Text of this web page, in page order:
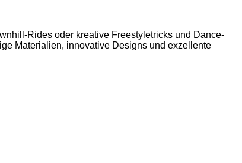
Rides oder kreative Freestyletricks und Dance-
Materialien, innovative Designs und exzellente